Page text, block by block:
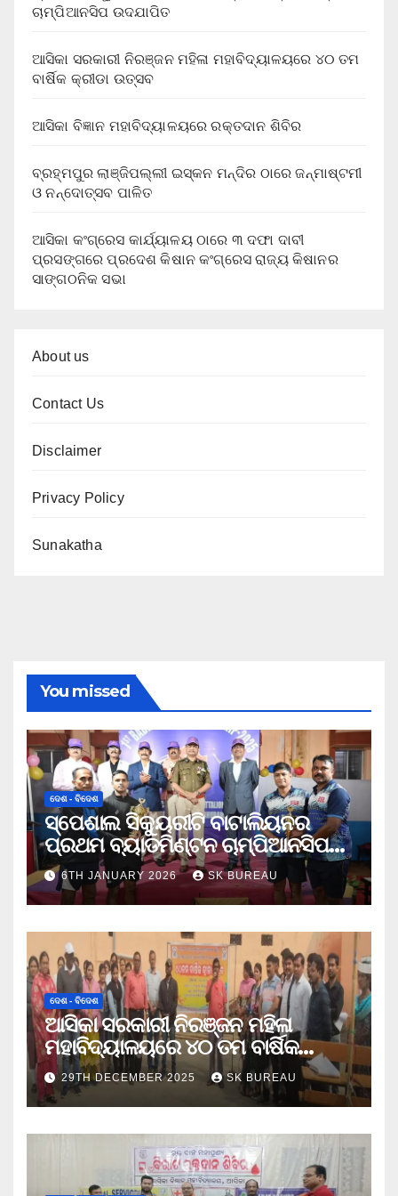
ଚାମ୍ପିଆନସିପ ଉଦଯାପିତ
ଆସିକା ସରକାରୀ ନିରଞ୍ଜନ ମହିଳା ମହାବିଦ୍ୟାଳୟରେ ୪୦ ତମ
ବାର୍ଷିକ କ୍ରୀଡା ଉତ୍ସବ
ଆସିକା ବିଜ୍ଞାନ ମହାବିଦ୍ୟାଳୟରେ ରକ୍ତଦାନ ଶିବିର
ବ୍ରହ୍ମପୁର ଲାଞ୍ଜିପଲ୍ଲୀ ଇସ୍କନ ମନ୍ଦିର ଠାରେ ଜନ୍ମାଷ୍ଟମୀ
ଓ ନନ୍ଦୋତ୍ସବ ପାଳିତ
ଆସିକା କଂଗ୍ରେସ କାର୍ଯ୍ୟାଳୟ ଠାରେ ୩ ଦଫା ଦାବୀ
ପ୍ରସଙ୍ଗରେ ପ୍ରଦେଶ କିଷାନ କଂଗ୍ରେସ ରାଜ୍ୟ କିଷାନର
ସାଙ୍ଗଠନିକ ସଭା
About us
Contact Us
Disclaimer
Privacy Policy
Sunakatha
You missed
ଦେଶ - ବିଦେଶ
ସ୍ପେଶାଲ ସିକ୍ୟୁରୀଟି ବାଟାଲିୟନର
ପ୍ରଥମ ବ୍ୟାଡମିଣ୍ଟନ ଚାମ୍ପିଆନସିପ
ଉଦଯାପିତ
6TH JANUARY 2026 SK BUREAU
ଦେଶ - ବିଦେଶ
ଆସିକା ସରକାରୀ ନିରଞ୍ଜନ ମହିଳା
ମହାବିଦ୍ୟାଳୟରେ ୪୦ ତମ ବାର୍ଷିକ
କ୍ରୀଡା ଉତ୍ସବ
29TH DECEMBER 2025 SK BUREAU